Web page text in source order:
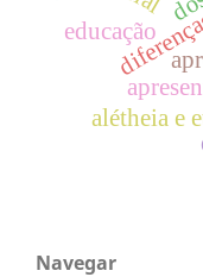
alétheia e
educação
Navegar